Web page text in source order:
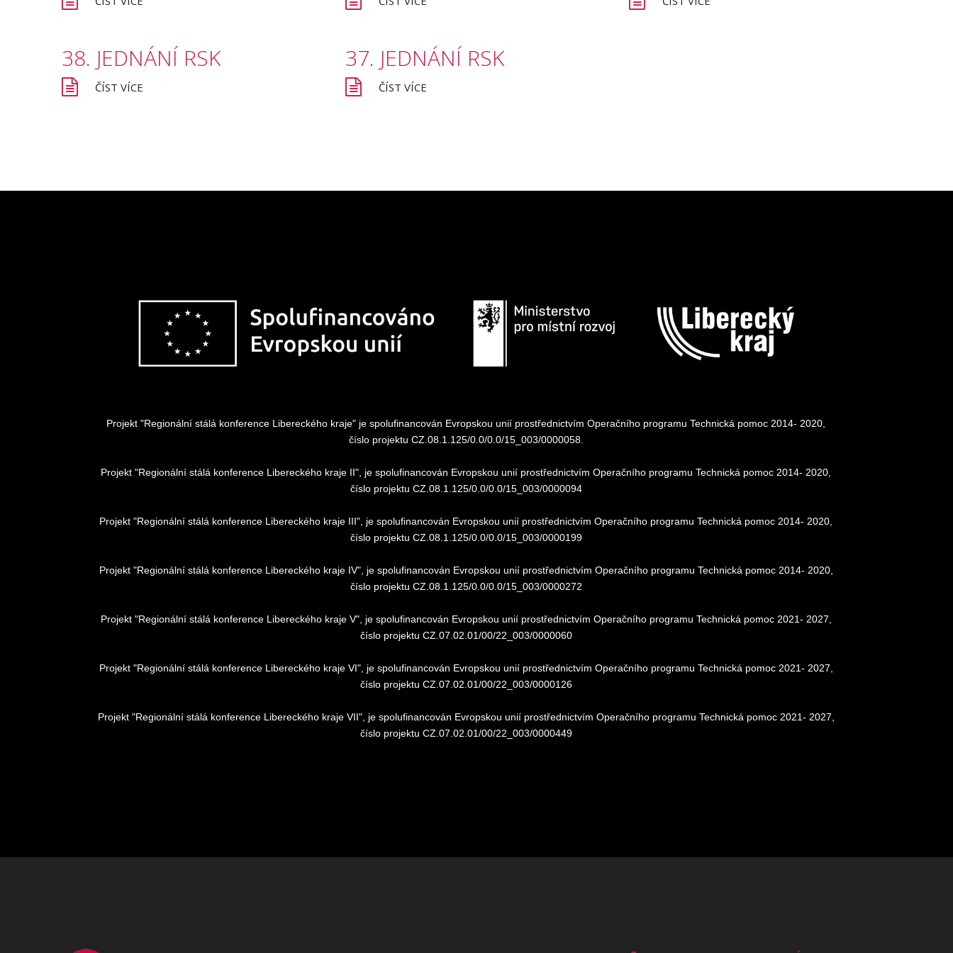
38. JEDNÁNÍ RSK
ČÍST VÍCE
37. JEDNÁNÍ RSK
ČÍST VÍCE
Projekt "Regionální stálá konference Libereckého kraje" je spolufinancován Evropskou unií prostřednictvím Operačního programu Technická pomoc 2014- 2020,
číslo projektu CZ.08.1.125/0.0/0.0/15_003/0000058.
Projekt "Regionální stálá konference Libereckého kraje II", je spolufinancován Evropskou unií prostřednictvím Operačního programu Technická pomoc 2014- 2020,
číslo projektu CZ.08.1.125/0.0/0.0/15_003/0000094
Projekt "Regionální stálá konference Libereckého kraje III", je spolufinancován Evropskou unií prostřednictvím Operačního programu Technická pomoc 2014- 2020,
číslo projektu CZ.08.1.125/0.0/0.0/15_003/0000199
Projekt "Regionální stálá konference Libereckého kraje IV", je spolufinancován Evropskou unií prostřednictvím Operačního programu Technická pomoc 2014- 2020,
číslo projektu CZ.08.1.125/0.0/0.0/15_003/0000272
Projekt "Regionální stálá konference Libereckého kraje V", je spolufinancován Evropskou unií prostřednictvím Operačního programu Technická pomoc 2021- 2027,
číslo projektu CZ.07.02.01/00/22_003/0000060
Projekt "Regionální stálá konference Libereckého kraje VI", je spolufinancován Evropskou unií prostřednictvím Operačního programu Technická pomoc 2021- 2027,
číslo projektu CZ.07.02.01/00/22_003/0000126
Projekt "Regionální stálá konference Libereckého kraje VII", je spolufinancován Evropskou unií prostřednictvím Operačního programu Technická pomoc 2021- 2027,
číslo projektu CZ.07.02.01/00/22_003/0000449